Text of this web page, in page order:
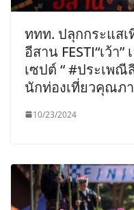
ททท. ปลุกกระแส
อีสาน FESTI“เว้า
เซปต์ “ #ประเพณี
นักท่องเที่ยวคุณภ
10/23/2024